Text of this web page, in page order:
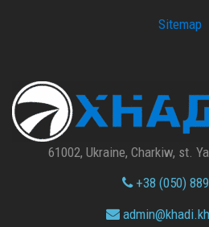
Sitemap
61002, Ukraine, Charkiw, st.
+38 (050)
admin@